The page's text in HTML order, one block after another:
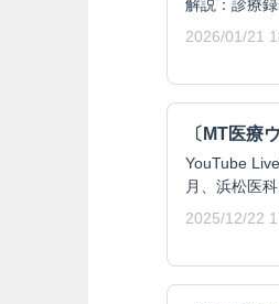
解説：診療録
2026/01/21
〔MT医療
YouTube
月、浜松医科
2025/12/22